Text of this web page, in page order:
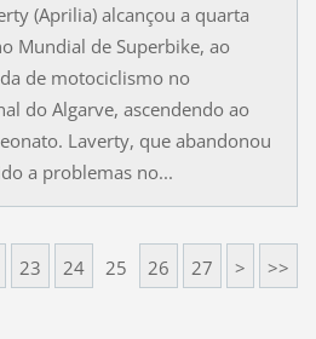
(Aprilia) alcançou a quarta
Mundial de Superbike, ao
de motociclismo no
do Algarve, ascendendo ao
Laverty, que abandonou
a problemas no...
23 24 25 26 27 > >>